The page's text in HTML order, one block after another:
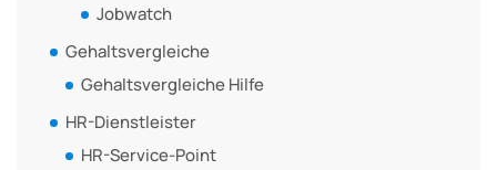
Jobwatch
Gehaltsvergleiche
Gehaltsvergleiche Hilfe
HR-Dienstleister
HR-Service-Point